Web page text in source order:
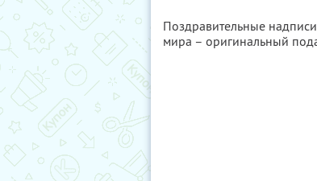
Поздравительные
мира – оригинальный